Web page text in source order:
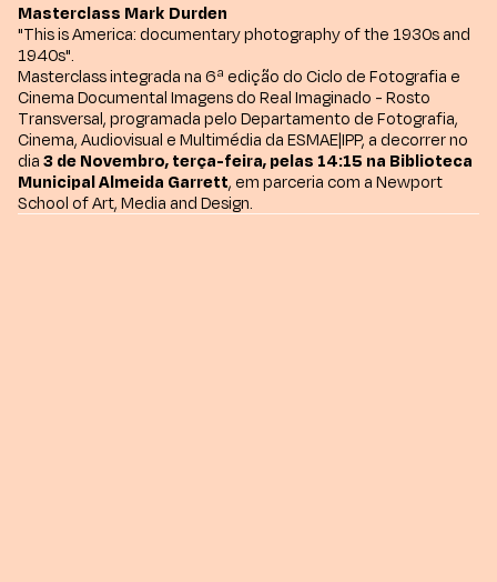
Masterclass Mark Durden
" This is America: documentary photography of the 1930s and
1940s".
Masterclass integrada na 6ª edição do Ciclo de Fotografia e
Cinema Documental Imagens do Real Imaginado - Rosto
Transversal, programada pelo Departamento de Fotografia,
Cinema, Audiovisual e Multimédia da ESMAE|IPP, a decorrer no
dia3 de Novembro, terça-feira, pelas 14:15 na Biblioteca
Municipal Almeida Garrett, em parceria com a Newport
School of Art, Media and Design.